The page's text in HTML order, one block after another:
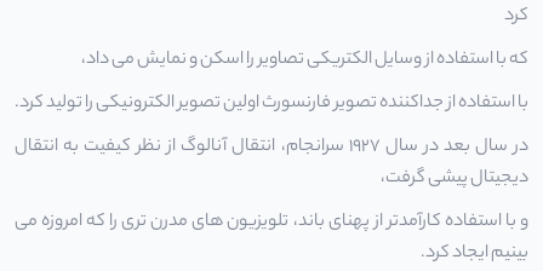
کرد
که با استفاده از وسایل الکتریکی تصاویر را اسکن و نمایش می داد،
با استفاده از جداکننده تصویر فارنسورث اولین تصویر الکترونیکی را تولید کرد.
در سال بعد در سال 1927 سرانجام، انتقال آنالوگ از نظر کیفیت به انتقال
دیجیتال پیشی گرفت،
و با استفاده کارآمدتر از پهنای باند، تلویزیون های مدرن تری را که امروزه می
بینیم ایجاد کرد.